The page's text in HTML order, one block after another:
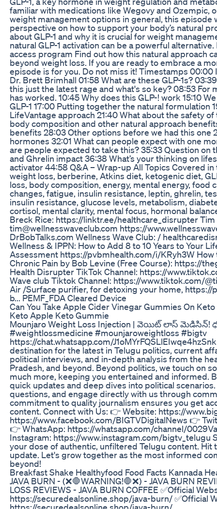
familiar with medications like Wegovy and Ozempic,
weight management options in general, this episode
perspective on how to support your body’s natural
about GLP-1 and why it is crucial for weight
natural GLP-1 activation can be a powerful
access program Find out how this natural approach
beyond weight loss. If you are ready to embrace a
episode is for you. Do not miss it! Timestamps
Dr. Brett Brimhall 01:58 What are these GLP-1s?
this just the latest rage and what's so key? 08:53 For
has worked. 10:45 Why does this GLP-! work 15:10
GLP-1 17:00 Putting together the natural formulation
LifeVantage approach 21:40 What about the safety
body composition and other natural approach
benefits 28:03 Other options before we had this one
hormones 32:01 What can people expect with one
are people expected to take this? 35:33 Question on
and Ghrelin impact 36:38 What’s your thinking on
activator 44:58 Q&A – Wrap-up All Topics Covered
weight loss, berberine, Atkins diet, ketogenic diet,
loss, body composition, energy, mental energy, food
changes, fatigue, insulin resistance, leptin, ghrelin,
insulin resistance, glucose levels, metabolism,
cortisol, mental clarity, mental focus, hormonal
Breck Rice: https://linktr.ee/healthcare_disrupter Tim
tim@wellnesswaveclub.com https://
DrBobTalks.com Wellness Wave Club: /
Wellness & IPPN: How to Add 8 to 10 Years to Your
Assessment https://pvbmhealth.com/i/KRyh3W How
Chronic Pain by Bob Levine (Free Course): https://
Health Disrupter TikTok Channel: https://
Wave club Tiktok Channel: https://www.tiktok.com/
Air /Surface purifier, for detoxing your home,
b... PEMF_FDA Cleared Device
Can You Take Apple Cider Vinegar Gummies On
Keto Apple Keto Gummie
Mounjaro Weight Loss Injection | వెయిట్ లాస్ మెడిసిన్!
#weightlossmedicine #mounjaroweightloss #bigtv
https://chat.whatsapp.com/
destination for the latest in Telugu politics, current
political interviews, and in-depth analysis from the
Pradesh, and beyond. Beyond politics, we touch on
much more, keeping you entertained and informed.
quick updates and deep dives into political
questions, and engage directly with us through
commitment to quality journalism ensures you get
content. Connect with Us: 👉 Website: https://
https://www.facebook.com/BIGTVDigitalNews 👉
👉 WhatsApp: https://whatsapp.com/channel/
Instagram: https://www.instagram.com/bigtv_telugu
your dose of authentic, unfiltered Telugu content. Hit
update. Let's grow together as the most informed
beyond!
Breakfast Shake Healthyfood Food Facts Kannada
JAVA BURN - (❌🛑WARNING!🛑❌) - JAVA BURN
LOSS REVIEWS - JAVA BURN COFFEE ✅Official
https://securedealsonline.shop/java-burn/ ✅Official
https://securedealsonline.shop/java-burn/